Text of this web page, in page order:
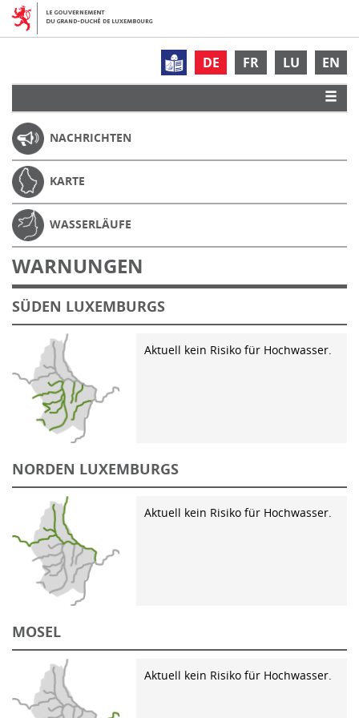
DE FR LU EN
NACHRICHTEN
KARTE
WASSERLÄUFE
WARNUNGEN
SÜDEN LUXEMBURGS
Aktuell kein Risiko für Hochwasser.
NORDEN LUXEMBURGS
Aktuell kein Risiko für Hochwasser.
MOSEL
Aktuell kein Risiko für Hochwasser.